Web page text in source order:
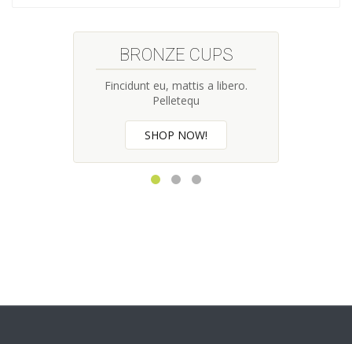
BRONZE CUPS
Fincidunt eu, mattis a libero.
Pelletequ
SHOP NOW!